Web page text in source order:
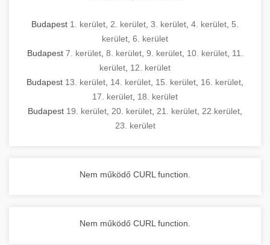
Budapest 1. kerület 2. kerület 3. kerület 4. kerület 5.
kerület 6. kerület
Budapest 7. kerület, 8. kerület, 9. kerület, 10. kerület, 11.
kerület 12. kerület
Budapest 13. kerület 14. kerület 15. kerület 16. kerület
17. kerület 18. kerület
Budapest 19. kerület 20. kerület 21. kerület 22.kerület
23. kerület
Nem működő CURL function.
Nem működő CURL function.